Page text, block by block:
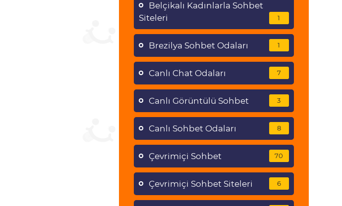
Belçikalı Kadınlarla Sohbet
Siteleri
1
Brezilya Sohbet Odaları 1
Canlı Chat Odaları 7
Canlı Görüntülü Sohbet 3
Canlı Sohbet Odaları 8
Çevrimiçi Sohbet 70
Çevrimiçi Sohbet Siteleri 6